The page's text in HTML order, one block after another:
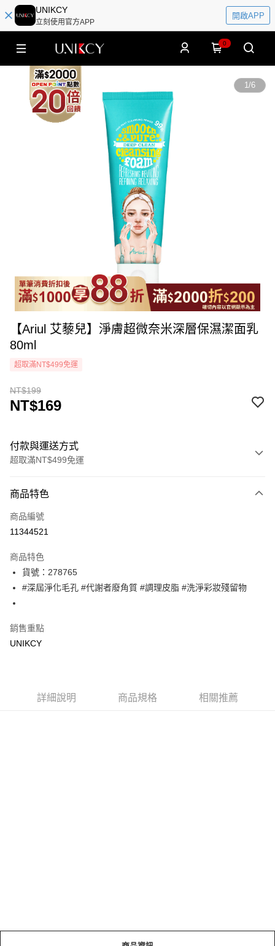
UNIKCY
立刻使用官方APP
開啟APP
0
1/6
【Ariul 艾藜兒】淨膚超微奈米深層保濕潔面乳
80ml
超取滿NT$499免運
NT$199
NT$169
付款與運送方式
超取滿NT$499免運
icash Pay
信用卡一次付款
LINE Pay
Apple Pay
商品特色
商品編號
11344521
商品特色
貨號：278765
#深屆淨化毛孔 #代謝者廢角質 #調理皮脂 #洗淨彩妝殘留物
銷售重點
UNIKCY
詳細說明 商品規格 相關推薦